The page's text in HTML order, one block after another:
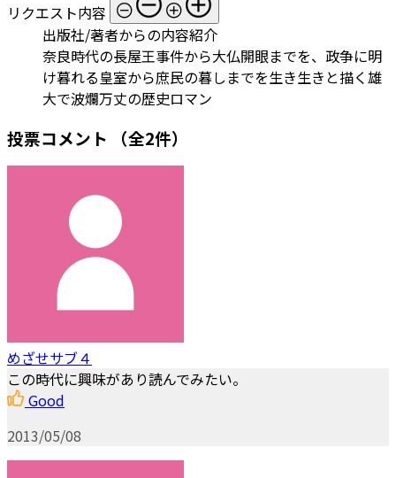
リクエスト内容
出版社/著者からの内容紹介
奈良時代の長屋王事件から大仏開眼までを、政争に明
け暮れる皇室から庶民の暮しまでを生き生きと描く雄
大で波爛万丈の歴史ロマン
投票コメント （全2件）
めざせサブ４
この時代に興味があり読んでみたい。
Good
2013/05/08